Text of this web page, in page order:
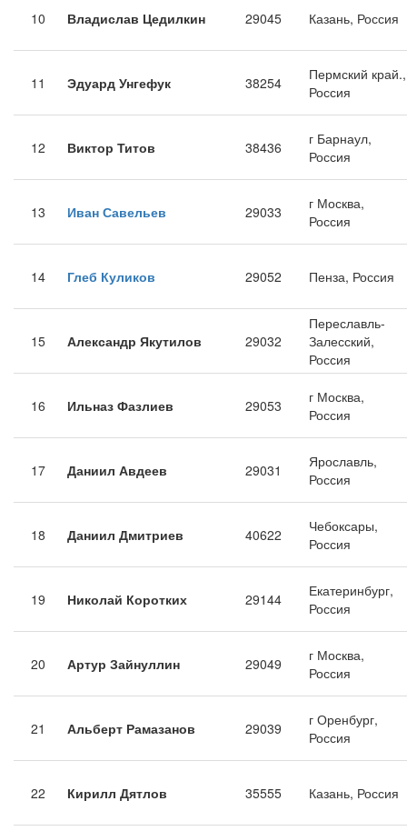
10 Владислав Цедилкин 29045 Казань, Россия
11 Эдуард Унгефук 38254
Пермский край.,
Россия
12 Виктор Титов 38436
г Барнаул,
Россия
13 Иван Савельев 29033
г Москва,
Россия
14 Глеб Куликов 29052 Пенза, Россия
15 Александр Якутилов 29032
Переславль-
Залесский,
Россия
16 Ильназ Фазлиев 29053
г Москва,
Россия
17 Даниил Авдеев 29031
Ярославль,
Россия
18 Даниил Дмитриев 40622
Чебоксары,
Россия
19 Николай Коротких 29144
Екатеринбург,
Россия
20 Артур Зайнуллин 29049
г Москва,
Россия
21 Альберт Рамазанов 29039
г Оренбург,
Россия
22 Кирилл Дятлов 35555 Казань, Россия